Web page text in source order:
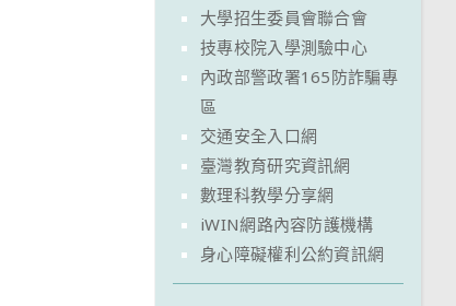
大學招生委員會聯合會
技專校院入學測驗中心
內政部警政署165防詐騙專
區
交通安全入口網
臺灣教育研究資訊網
數理科教學分享網
iWIN網路內容防護機構
身心障礙權利公約資訊網